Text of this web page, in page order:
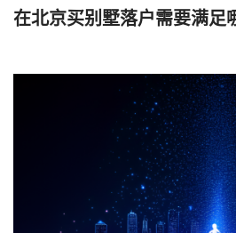
在北京买别墅落户需要满足